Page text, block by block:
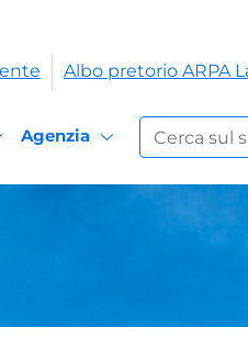
Albo pretorio ARPA
Agenzia
Cerca nel